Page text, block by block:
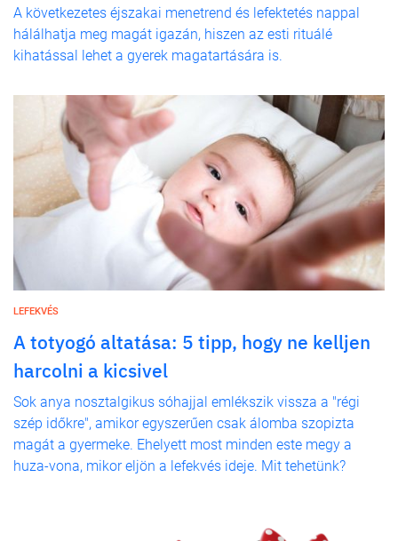
A következetes éjszakai menetrend és lefektetés nappal
hálálhatja meg magát igazán, hiszen az esti rituálé
kihatással lehet a gyerek magatartására is.
LEFEKVÉS
A totyogó altatása: 5 tipp, hogy ne kelljen
harcolni a kicsivel
Sok anya nosztalgikus sóhajjal emlékszik vissza a "régi
szép időkre", amikor egyszerűen csak álomba szopizta
magát a gyermeke. Ehelyett most minden este megy a
huza-vona, mikor eljön a lefekvés ideje. Mit tehetünk?